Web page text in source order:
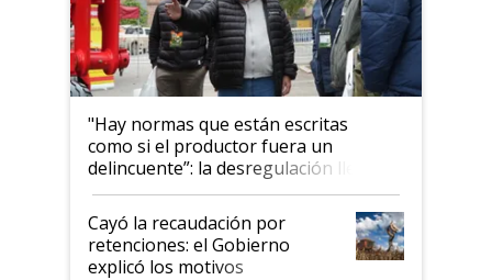
"Hay normas que están escritas
como si el productor fuera un
delincuente”: la desregulación llegó
al Congreso Aapresid y hasta se
habló del financiamiento al IPCVA
Cayó la recaudación por
retenciones: el Gobierno
explicó los motivos